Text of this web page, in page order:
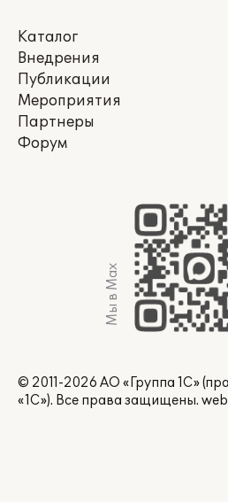
Каталог
Внедрения
Публикации
Мероприятия
Партнеры
Форум
Мы в Max
© 2011-2026 АО «Группа 1С»
«1С»). Все права защищены.